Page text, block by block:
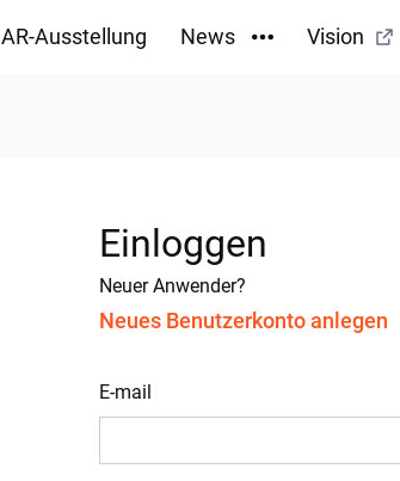
AR-Ausstellung News Vision
Einloggen
Neuer Anwender?
Neues Benutzerkonto anlegen
E-mail